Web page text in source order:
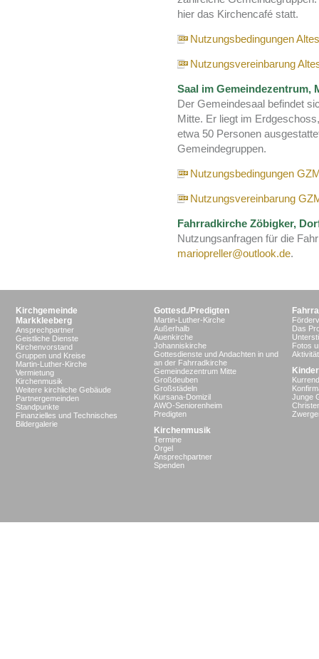
hier das Kirchencafé statt.
Nutzungsbedingungen
Nutzungsvereinbarung
Saal im Gemeindezentrum,
Der Gemeindesaal befindet
Mitte. Er liegt im
etwa 50 Personen
Gemeindegruppen.
Nutzungsbedingungen
Nutzungsvereinbarung
Fahrradkirche Zöbigker,
Nutzungsanfragen für die
mariopreller@outlook.de.
Kirchgemeinde
Markkleeberg
Ansprechpartner
Geistliche Dienste
Kirchenvorstand
Gruppen und Kreise
Martin-Luther-Kirche
Vermietung
Kirchenmusik
Weitere kirchliche Gebäude
Partnergemeinden
Standpunkte
Finanzielles und Technisches
Bildergalerie
Gottesd./Predigten
Martin-Luther-Kirche
Außerhalb
Auenkirche
Johanniskirche
Gottesdienste und Andachten in und
an der Fahrradkirche
Gemeindezentrum Mitte
Großdeuben
Großstädeln
Kursana-Domizil
AWO-Seniorenheim
Predigten
Kirchenmusik
Termine
Orgel
Ansprechpartner
Spenden
Das
Fotos
Junge